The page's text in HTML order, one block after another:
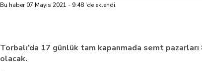
Bu haber 07 Mayıs 2021 - 9:48 'de eklendi.
Torbalı’da 17 günlük tam kapanmada semt pazarları
olacak.